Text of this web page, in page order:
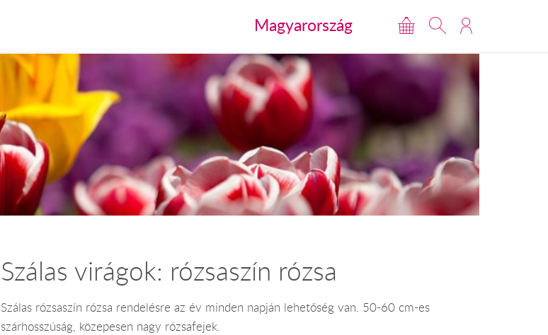
Magyarország
Szálas virágok: rózsaszín rózsa
Szálas rózsaszín rózsa rendelésre az év minden napján lehetőség van. 50-60 cm-es
szárhosszúság, közepesen nagy rózsafejek.